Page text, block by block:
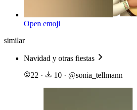
Open emoji
similar
Navidad y otras fiestas
22 · 10 · @sonia_tellmann